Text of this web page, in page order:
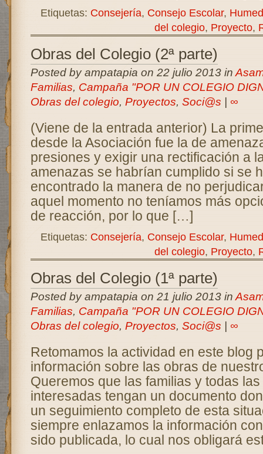
Etiquetas: Consejería, Consejo Escolar,
del colegio, Proyecto,
Obras del Colegio (2ª parte)
Posted by ampatapia on 22 julio 2013 in
Familias, Campaña "POR UN COLEGIO
Obras del colegio, Proyectos, Soci@s ∞
(Viene de la entrada anterior) La
desde la Asociación fue la de
presiones y exigir una rectificación a
amenazas se habrían cumplido si se
encontrado la manera de no
aquel momento no teníamos más
de reacción, por lo que […]
Etiquetas: Consejería, Consejo Escolar,
del colegio, Proyecto,
Obras del Colegio (1ª parte)
Posted by ampatapia on 21 julio 2013 in
Familias, Campaña "POR UN COLEGIO
Obras del colegio, Proyectos, Soci@s ∞
Retomamos la actividad en este blog
información sobre las obras de
Queremos que las familias y todas
interesadas tengan un documento
un seguimiento completo de esta
siempre enlazamos la información
sido publicada, lo cual nos obligará